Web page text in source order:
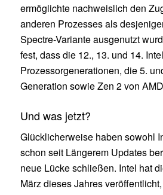
ermöglichte nachweislich den
anderen Prozesses als
Spectre-Variante ausgenutzt
fest, dass die 12., 13. und 14.
Prozessorgenerationen, die 5.
Generation sowie Zen 2 von
Und was jetzt?
Glücklicherweise haben sowohl
schon seit Längerem Updates
neue Lücke schließen. Intel hat
März dieses Jahres